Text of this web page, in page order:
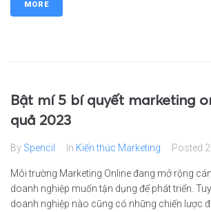
MORE
Bật mí 5 bí quyết marketing
quả 2023
By Spencil In Kiến thức Marketing Posted
Môi trường Marketing Online đang mở rộng
doanh nghiệp muốn tận dụng để phát triển.
doanh nghiệp nào cũng có những chiến lược